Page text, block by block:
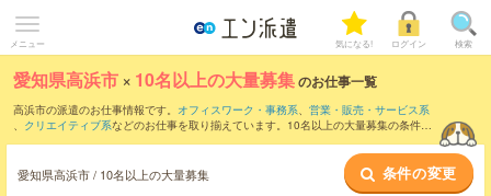
メニュー 気になる! ログイン 検索
愛知県高浜市 × 10名以上の大量募集のお仕事一覧
高浜市の派遣のお仕事情報です。 オフィスワーク・事務系、 営業・販売・サービス系
、 クリエイティブ系などのお仕事を取り揃えています。10名以上の大量募集の条件の
愛知県高浜市 / 10名以上の大量募集 条件の変更